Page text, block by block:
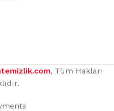
, Tüm Hakları